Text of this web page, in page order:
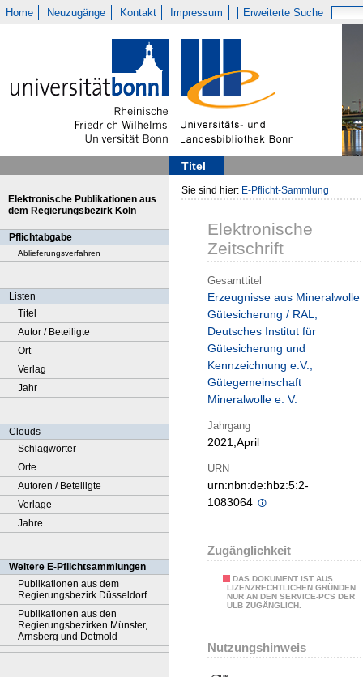
Home Neuzugänge Kontakt Impressum Erweiterte Suche
Titel
Elektronische Publikationen aus
dem Regierungsbezirk Köln
Pflichtabgabe
Ablieferungsverfahren
Listen
Titel
Autor / Beteiligte
Ort
Verlag
Jahr
Clouds
Schlagwörter
Orte
Autoren / Beteiligte
Verlage
Jahre
Weitere E-Pflichtsammlungen
Publikationen aus dem
Regierungsbezirk Düsseldorf
Publikationen aus den
Regierungsbezirken Münster,
Arnsberg und Detmold
Sie sind hier: E-Pflicht-Sammlung
Elektronische
Zeitschrift
Gesamttitel
Erzeugnisse aus Mineralwolle
Gütesicherung / RAL,
Deutsches Institut für
Gütesicherung und
Kennzeichnung e.V.;
Gütegemeinschaft
Mineralwolle e. V.
Jahrgang
2021,April
URN
urn:nbn:de:hbz:5:2-
1083064
Zugänglichkeit
DAS DOKUMENT IST AUS
LIZENZRECHTLICHEN GRÜNDEN
NUR AN DEN SERVICE-PCS DER
ULB ZUGÄNGLICH.
Nutzungshinweis